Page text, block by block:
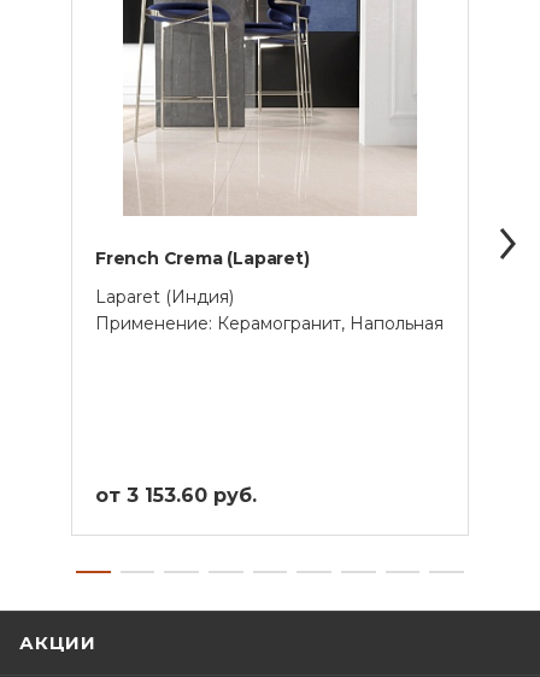
French Crema (Laparet)
Laparet (Индия)
Применение: Керамогранит, Напольная
от 3 153.60 руб.
АКЦИИ